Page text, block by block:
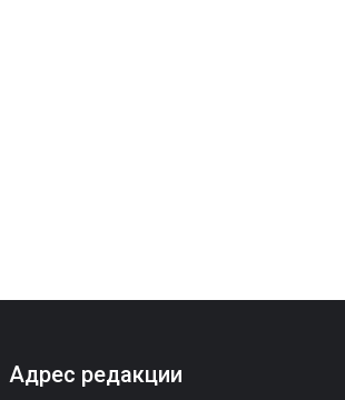
Адрес редакции